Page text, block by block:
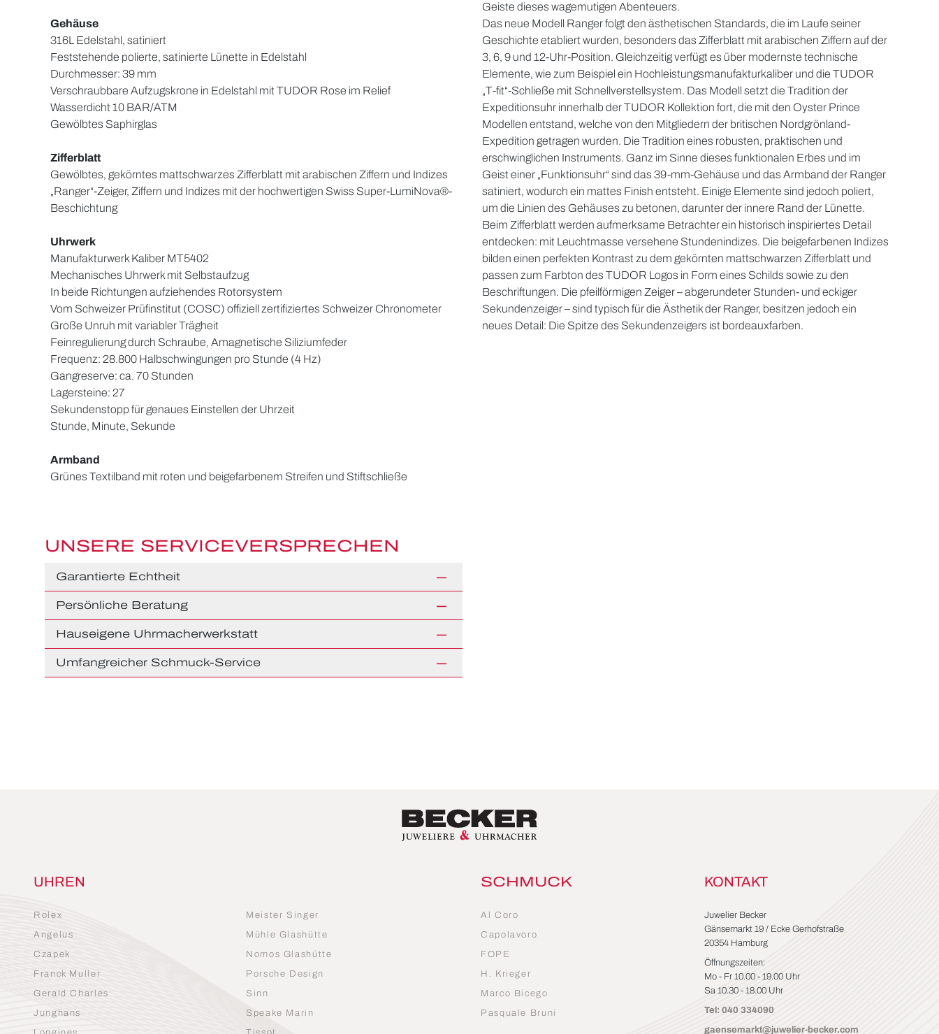
Gehäuse
316L Edelstahl, satiniert
Feststehende polierte, satinierte Lünette in Edelstahl
Durchmesser: 39 mm
Verschraubbare Aufzugskrone in Edelstahl mit TUDOR Rose im Relief
Wasserdicht 10 BAR/ATM
Gewölbtes Saphirglas
Zifferblatt
Gewölbtes, gekörntes mattschwarzes Zifferblatt mit arabischen Ziffern und Indizes
„Ranger“-Zeiger, Ziffern und Indizes mit der hochwertigen Swiss Super-LumiNova®-
Beschichtung
Uhrwerk
Manufakturwerk Kaliber MT5402
Mechanisches Uhrwerk mit Selbstaufzug
In beide Richtungen aufziehendes Rotorsystem
Vom Schweizer Prüfinstitut (COSC) offiziell zertifiziertes Schweizer Chronometer
Große Unruh mit variabler Trägheit
Feinregulierung durch Schraube, Amagnetische Siliziumfeder
Frequenz: 28.800 Halbschwingungen pro Stunde (4 Hz)
Gangreserve: ca. 70 Stunden
Lagersteine: 27
Sekundenstopp für genaues Einstellen der Uhrzeit
Stunde, Minute, Sekunde
Armband
Grünes Textilband mit roten und beigefarbenem Streifen und Stiftschließe
Geiste dieses wagemutigen Abenteuers.
Das neue Modell Ranger folgt den ästhetischen Standards, die im Laufe seiner
Geschichte etabliert wurden, besonders das Zifferblatt mit arabischen Ziffern auf der
3, 6, 9 und 12-Uhr-Position. Gleichzeitig verfügt es über modernste technische
Elemente, wie zum Beispiel ein Hochleistungsmanufakturkaliber und die TUDOR
„T-fit“-Schließe mit Schnellverstellsystem. Das Modell setzt die Tradition der
Expeditionsuhr innerhalb der TUDOR Kollektion fort, die mit den Oyster Prince
Modellen entstand, welche von den Mitgliedern der britischen Nordgrönland-
Expedition getragen wurden. Die Tradition eines robusten, praktischen und
erschwinglichen Instruments. Ganz im Sinne dieses funktionalen Erbes und im
Geist einer „Funktionsuhr“ sind das 39-mm-Gehäuse und das Armband der Ranger
satiniert, wodurch ein mattes Finish entsteht. Einige Elemente sind jedoch poliert,
um die Linien des Gehäuses zu betonen, darunter der innere Rand der Lünette.
Beim Zifferblatt werden aufmerksame Betrachter ein historisch inspiriertes Detail
entdecken: mit Leuchtmasse versehene Stundenindizes. Die beigefarbenen Indizes
bilden einen perfekten Kontrast zu dem gekörnten mattschwarzen Zifferblatt und
passen zum Farbton des TUDOR Logos in Form eines Schilds sowie zu den
Beschriftungen. Die pfeilförmigen Zeiger – abgerundeter Stunden- und eckiger
Sekundenzeiger – sind typisch für die Ästhetik der Ranger, besitzen jedoch ein
neues Detail: Die Spitze des Sekundenzeigers ist bordeauxfarben.
UNSERE SERVICEVERSPRECHEN
Garantierte Echtheit
Persönliche Beratung
Hauseigene Uhrmacherwerkstatt
Umfangreicher Schmuck-Service
UHREN
Rolex
Angelus
Czapek
Franck Muller
Gerald Charles
Junghans
Meister Singer
Mühle Glashütte
Nomos Glashütte
Porsche Design
Sinn
Speake Marin
SCHMUCK
Al Coro
Capolavoro
FOPE
H. Krieger
Marco Bicego
Pasquale Bruni
KONTAKT
Juwelier Becker
Gänsemarkt 19 / Ecke Gerhofstraße
20354 Hamburg
Öffnungszeiten:
Mo - Fr 10.00 - 19.00 Uhr
Sa 10.30 - 18.00 Uhr
Tel: 040 334090
gaensemarkt@juwelier-becker.com